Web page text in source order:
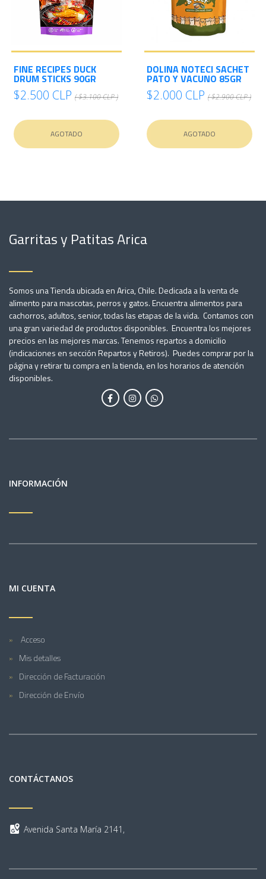
FINE RECIPES DUCK
DRUM STICKS 90GR
$2.500 CLP ( $3.100 CLP )
AGOTADO
DOLINA NOTECI SACHET
PATO Y VACUNO 85GR
$2.000 CLP ( $2.900 CLP )
AGOTADO
Garritas y Patitas Arica
Somos una Tienda ubicada en Arica, Chile. Dedicada a la venta de
alimento para mascotas, perros y gatos. Encuentra alimentos para
cachorros, adultos, senior, todas las etapas de la vida. Contamos con
una gran variedad de productos disponibles. Encuentra los mejores
precios en las mejores marcas. Tenemos repartos a domicilio
(indicaciones en sección Repartos y Retiros). Puedes comprar por la
página y retirar tu compra en la tienda, en los horarios de atención
disponibles.
INFORMACIÓN
MI CUENTA
Acceso
Mis detalles
Dirección de Facturación
Dirección de Envío
CONTÁCTANOS
Avenida Santa María 2141,